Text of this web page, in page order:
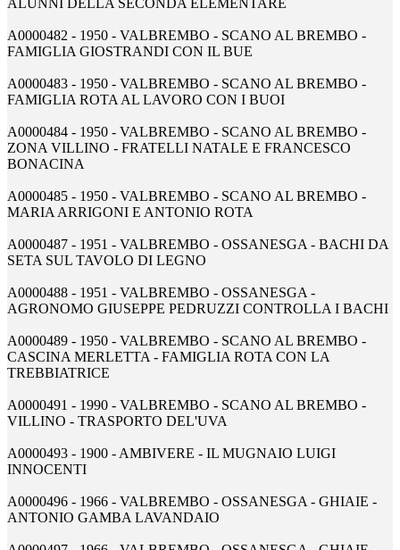
ALUNNI DELLA SECONDA ELEMENTARE
A0000482 - 1950 - VALBREMBO - SCANO AL BREMBO -
FAMIGLIA GIOSTRANDI CON IL BUE
A0000483 - 1950 - VALBREMBO - SCANO AL BREMBO -
FAMIGLIA ROTA AL LAVORO CON I BUOI
A0000484 - 1950 - VALBREMBO - SCANO AL BREMBO -
ZONA VILLINO - FRATELLI NATALE E FRANCESCO
BONACINA
A0000485 - 1950 - VALBREMBO - SCANO AL BREMBO -
MARIA ARRIGONI E ANTONIO ROTA
A0000487 - 1951 - VALBREMBO - OSSANESGA - BACHI DA
SETA SUL TAVOLO DI LEGNO
A0000488 - 1951 - VALBREMBO - OSSANESGA -
AGRONOMO GIUSEPPE PEDRUZZI CONTROLLA I BACHI
A0000489 - 1950 - VALBREMBO - SCANO AL BREMBO -
CASCINA MERLETTA - FAMIGLIA ROTA CON LA
TREBBIATRICE
A0000491 - 1990 - VALBREMBO - SCANO AL BREMBO -
VILLINO - TRASPORTO DEL'UVA
A0000493 - 1900 - AMBIVERE - IL MUGNAIO LUIGI
INNOCENTI
A0000496 - 1966 - VALBREMBO - OSSANESGA - GHIAIE -
ANTONIO GAMBA LAVANDAIO